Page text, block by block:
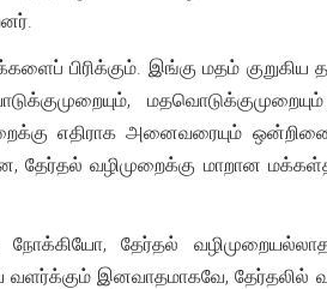
பிரிக்கும். இங்கு மதம் குறுகிய
எதிராக அனைவரையும்
தேர்தல் வழிமுறைக்கு மாறான
நோக்கியோ, தேர்தல்
இனவாதமாகவே, தேர்தலில்